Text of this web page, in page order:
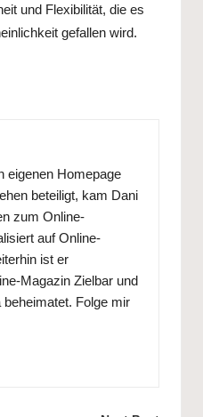
und Flexibilität, die es
gefallen wird.
eigenen Homepage
beteiligt, kam Dani
zum Online-
auf Online-
ist er
Magazin Zielbar und
Folge mir